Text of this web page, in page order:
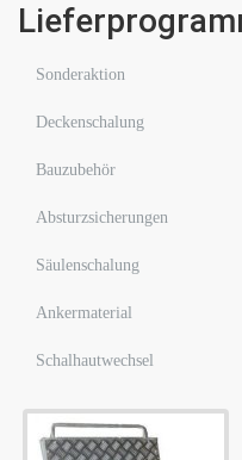
Sonderaktion
Deckenschalung
Bauzubehör
Absturzsicherungen
Säulenschalung
Ankermaterial
Schalhautwechsel